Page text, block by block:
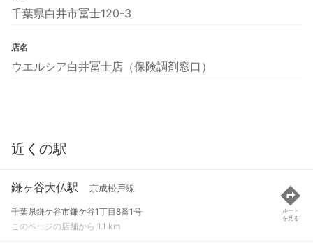
千葉県白井市冨士120-3
店名
ウエルシア白井冨士店（保険調剤窓口）
近くの駅
鎌ヶ谷大仏駅 京成松戸線
千葉県鎌ケ谷市鎌ケ谷1丁目8番1号
このページの店舗から 1.1 km
ルート
を見る